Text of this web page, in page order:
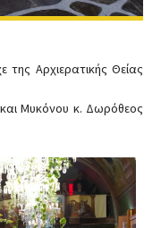
Αρχιερατικής Θείας
Μυκόνου κ. Δωρόθεος